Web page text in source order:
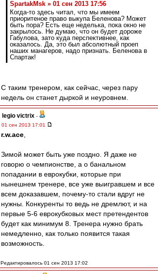
SpartakMsk » 01 сен 2013 17:56
Когда-то здесь читал, что мы имеем
приоритеное право выкупа Беленова? Может
быть пора? Есть еще неделька, пока окно не
закрылось. Не думаю, что он будет дороже
Габулова, зато куда перспективнее, как
оказалось. Да, это был абсолютный проеп
наших манагеров, надо признать. Беленова в
Спартак!
С таким тренером, как сейчас, через пару
недель он станет дыркой и неуровнем.
legio victrix -
01 сен 2013 17:01
r.w.ace
Зимой может быть уже поздно. Я даже не
говорю о чемпионстве, а о банальном
попадании в еврокубки, которые при
нынешнем тренере, все уже выигравшем и все
всем доказавшем, почему-то стали вдруг не
нужны. Конкуренты то ведь не дремлют, и на
первые 5-6 еврокубковых мест претендентов
будет как минимум 8. Тренера нужно брать
немедленно, как только появится такая
возможность.
Редактировалось 01 сен 2013 17:02